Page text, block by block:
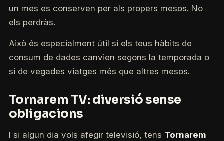
un mes es conserven per als propers mesos. No
els perdràs.
Això és especialment útil si els teus hàbits de
consum de dades canvien segons la temporada o
si de vegades viatges més que altres mesos.
Tornarem TV: diversió sense
obligacions
I si algun dia vols afegir televisió, tens Tornarem